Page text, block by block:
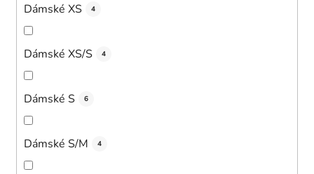
Dámské XS 4
Dámské XS/S 4
Dámské S 6
Dámské S/M 4